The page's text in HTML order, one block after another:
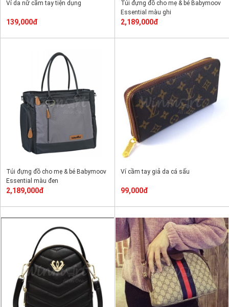
Ví da nữ cầm tay tiện dụng
139,000đ
Túi đựng đồ cho mẹ & bé Babymoov
Essential màu ghi
2,189,000đ
Túi đựng đồ cho mẹ & bé Babymoov
Essential màu đen
2,189,000đ
Ví cầm tay giả da cá sấu
99,000đ